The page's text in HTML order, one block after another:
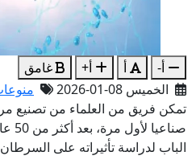
أ- أ+
غامق
الخميس 08-01-2026
تمكن فريق من العلماء من تصنيع
الباب لدراسة تأثيراته على